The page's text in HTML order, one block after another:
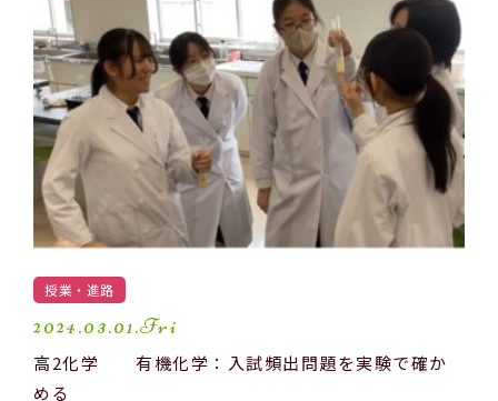
授業・進路
2024.03.01.Fri
高2化学 有機化学：入試頻出問題を実験で確か
める